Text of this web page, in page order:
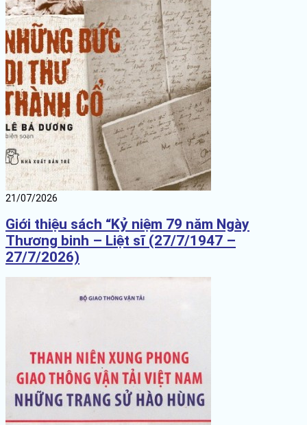
21/07/2026
Giới thiệu sách “Kỷ niệm 79 năm Ngày
Thương binh – Liệt sĩ (27/7/1947 –
27/7/2026)